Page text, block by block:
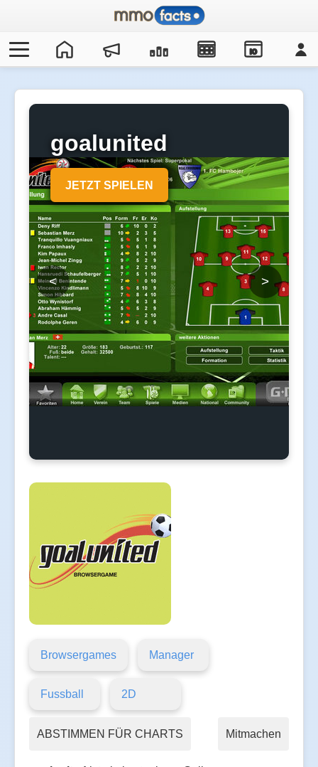
IO
goalunited
JETZT SPIELEN
< >
Browsergames Manager
Fussball 2D
ABSTIMMEN FÜR CHARTS Mitmachen